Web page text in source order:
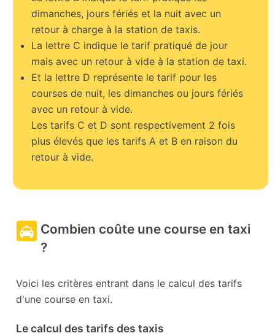
dimanches, jours fériés et la nuit avec un
retour à charge à la station de taxis.
La lettre C indique le tarif pratiqué de jour
mais avec un retour à vide à la station de taxi.
Et la lettre D représente le tarif pour les
courses de nuit, les dimanches ou jours fériés
avec un retour à vide.
Les tarifs C et D sont respectivement 2 fois
plus élevés que les tarifs A et B en raison du
retour à vide.
Combien coûte une course en taxi
?
Voici les critères entrant dans le calcul des tarifs
d'une course en taxi.
Le calcul des tarifs des taxis